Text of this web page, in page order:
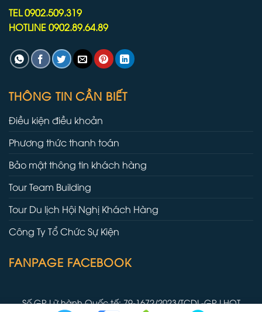
TEL 0902.509.319
HOTLINE 0902.89.64.89
THÔNG TIN CẦN BIẾT
Điều kiện điều khoản
Phương thức thanh toán
Bảo mật thông tin khách hàng
Tour Team Building
Tour Du lịch Hội Nghị Khách Hàng
Công Ty Tổ Chức Sự Kiện
FANPAGE FACEBOOK
Số GP Lữ hành Quốc tế: 79-1672/2023/TCDL-GP LHQT